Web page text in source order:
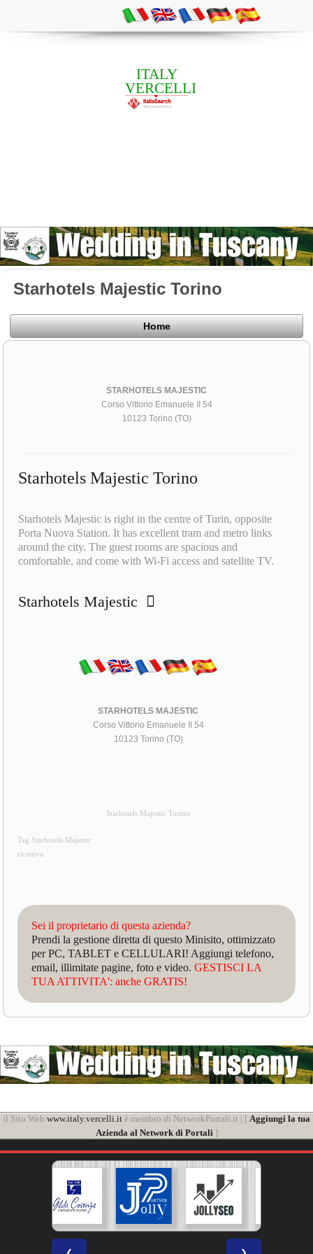
ITALY
VERCELLI
Starhotels Majestic Torino
Home
STARHOTELS MAJESTIC
Corso Vittorio Emanuele II 54
10123 Torino (TO)
Starhotels Majestic Torino
Starhotels Majestic is right in the centre of Turin, opposite
Porta Nuova Station. It has excellent tram and metro links
around the city. The guest rooms are spacious and
comfortable, and come with Wi-Fi access and satellite TV.
Starhotels Majestic
STARHOTELS MAJESTIC
Corso Vittorio Emanuele II 54
10123 Torino (TO)
Starhotels Majestic Torino
Tag Starhotels Majestic
ricettiva
Sei il proprietario di questa azienda?
Prendi la gestione diretta di questo Minisito, ottimizzato
per PC, TABLET e CELLULARI! Aggiungi telefono,
email, illimitate pagine, foto e video.GESTISCI LA
TUA ATTIVITA': anche GRATIS!
il Sito Web www.italy.vercelli.it è membro di NetworkPortali.it | [ Aggiungi la tua
Azienda al Network di Portali]